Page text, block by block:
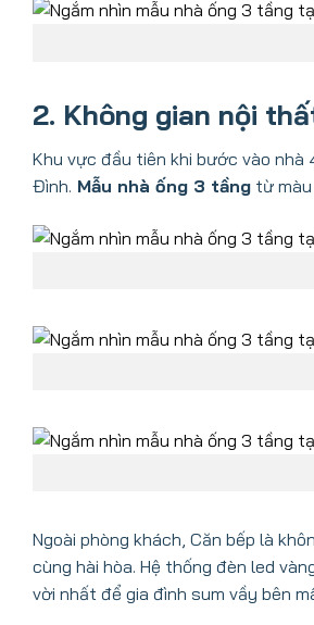
2. Không gian nội
Khu vực đầu tiên khi bước vào nhà
Đình. Mẫu nhà ống 3 tầng từ
Ngoài phòng khách, Căn bếp là
cùng hài hòa. Hệ thống đèn led
vời nhất để gia đình sum vầy bên